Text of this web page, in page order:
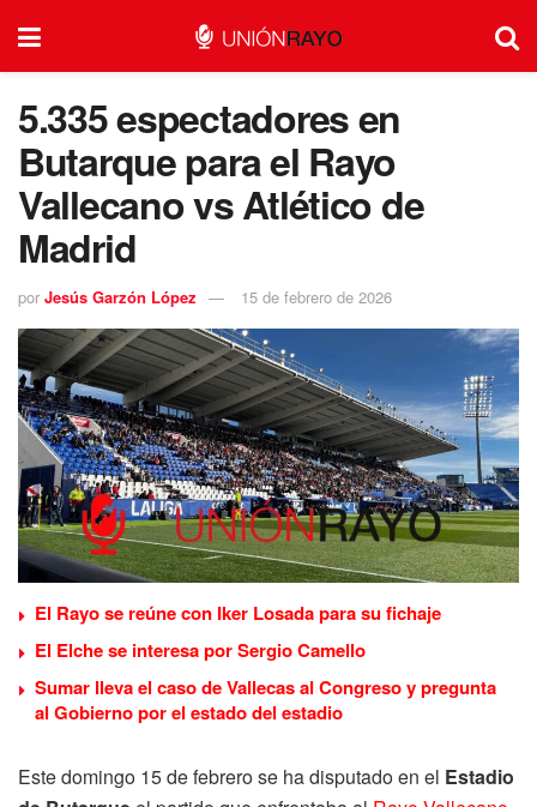
5.335 espectadores en
Butarque para el Rayo
Vallecano vs Atlético de
Madrid
por Jesús Garzón López 15 de febrero de 2026
El Rayo se reúne con Iker Losada para su fichaje
El Elche se interesa por Sergio Camello
Sumar lleva el caso de Vallecas al Congreso y pregunta
al Gobierno por el estado del estadio
Este domingo 15 de febrero se ha disputado en el Estadio